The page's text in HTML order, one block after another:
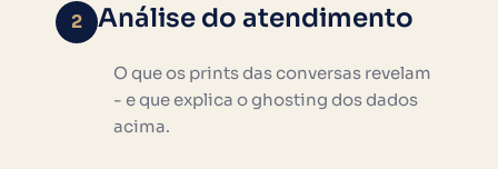
2 Análise do atendimento
O que os prints das conversas revelam
- e que explica o ghosting dos dados
acima.